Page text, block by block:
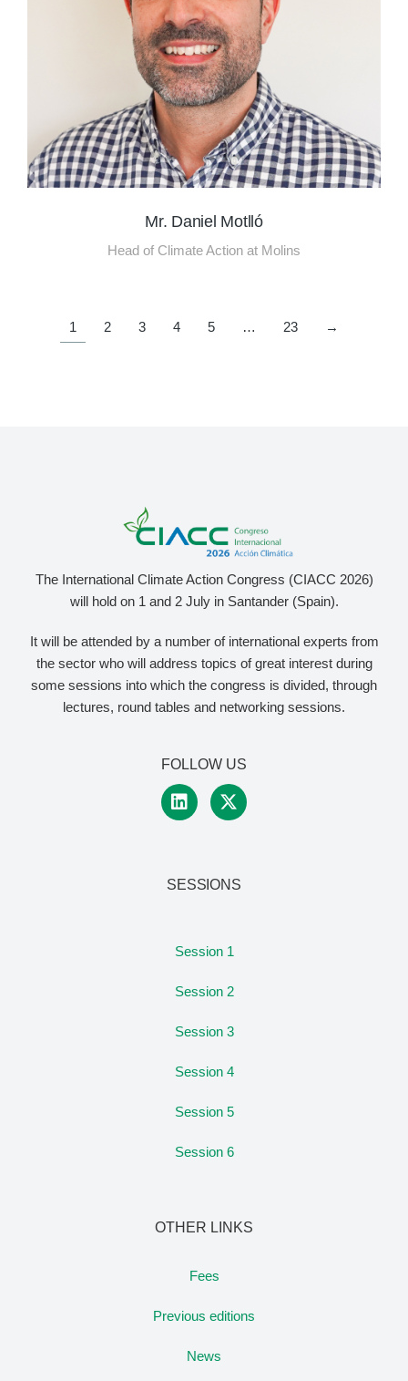
Mr. Daniel Motlló
Head of Climate Action at Molins
1 2 3 4 5 … 23 →
The International Climate Action Congress (CIACC 2026)
will hold on 1 and 2 July in Santander (Spain).
It will be attended by a number of international experts from
the sector who will address topics of great interest during
some sessions into which the congress is divided, through
lectures, round tables and networking sessions.
FOLLOW US
SESSIONS
Session 1
Session 2
Session 3
Session 4
Session 5
Session 6
OTHER LINKS
Fees
Previous editions
News